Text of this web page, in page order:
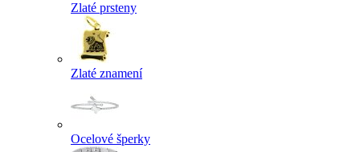
Zlaté prsteny
Zlaté znamení
Ocelové šperky